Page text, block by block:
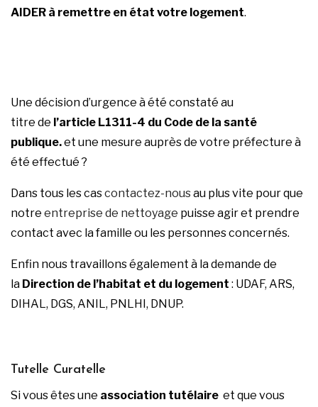
AIDER à remettre en état votre logement.
Une décision d’urgence à été constaté au
titre de l’article L1311-4 du Code de la santé
publique.et une mesure auprès de votre préfecture à
été effectué ?
Dans tous les cascontactez-nousau plus vite pour que
notre entreprise de nettoyage puisse agir et prendre
contact avec la famille ou les personnes concernés.
Enfin nous travaillons également à la demande de
la Direction de l’habitat et du logement : UDAF, ARS,
DIHAL, DGS, ANIL, PNLHI, DNUP.
Tutelle Curatelle
Si vous êtes une association tutélaire et que vous